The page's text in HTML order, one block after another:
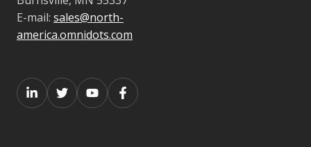
E-mail: sales@north-
america.omnidots.com